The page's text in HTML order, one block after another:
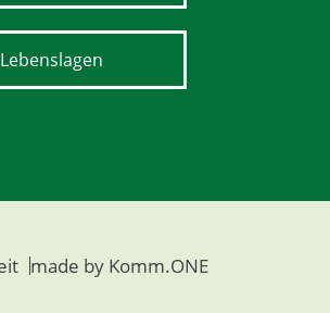
made by Komm.ONE